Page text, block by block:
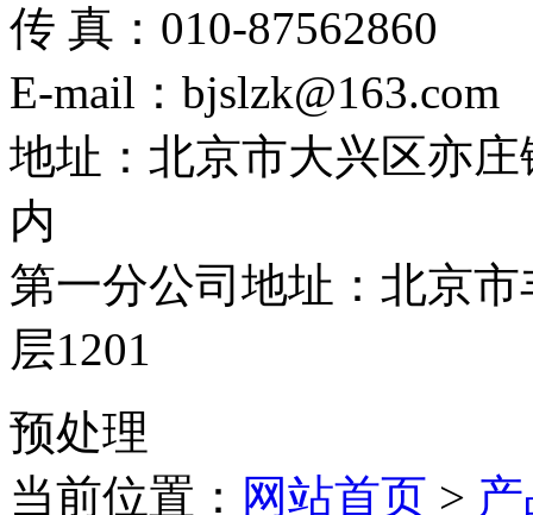
传 真：010-87562860
E-mail：bjslzk@163.com
地址：北京市大兴区亦
内
第一分公司地址：北京
层1201
预处理
当前位置： 网站首页 >